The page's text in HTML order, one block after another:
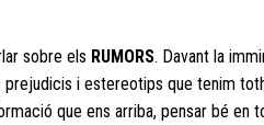
sobre els RUMORS. Davant la
i estereotips que tenim
que ens arriba, pensar bé